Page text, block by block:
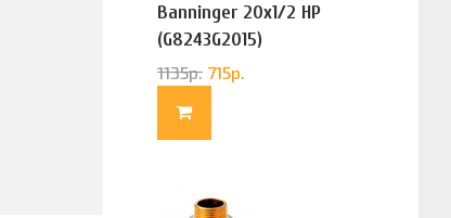
Banninger 20х1/2 НР
(G8243G2015)
1135р. 715р.